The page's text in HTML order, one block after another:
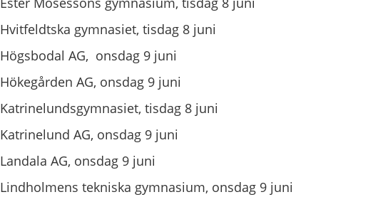
Hvitfeldtska gymnasiet, tisdag 8 juni
Högsbodal AG, onsdag 9 juni
Hökegården AG, onsdag 9 juni
Katrinelundsgymnasiet, tisdag 8 juni
Katrinelund AG, onsdag 9 juni
Landala AG, onsdag 9 juni
Lindholmens tekniska gymnasium, onsdag 9 juni